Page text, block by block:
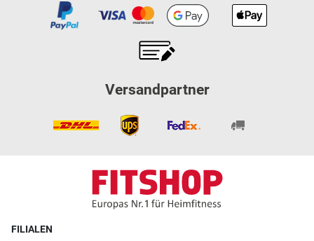
Versandpartner
FILIALEN